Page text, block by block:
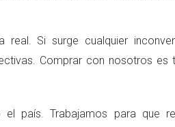
real. Si surge cualquier
Comprar con nosotros es
país. Trabajamos para que